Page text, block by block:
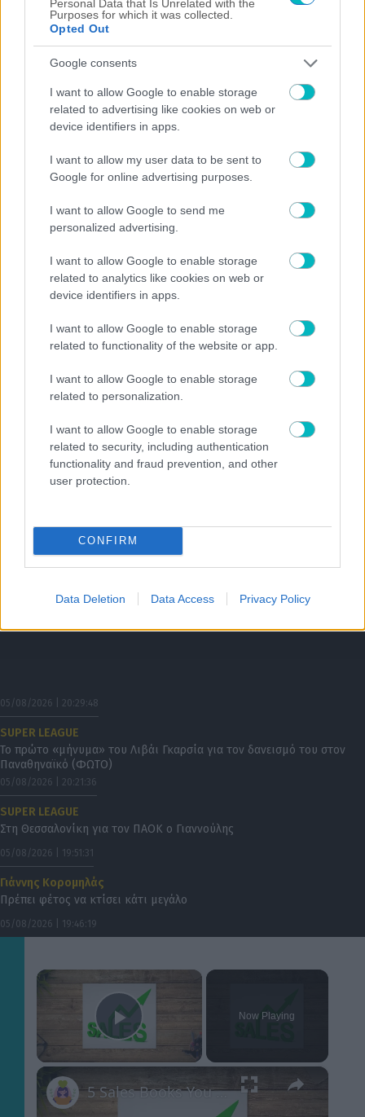
Personal Data that Is Unrelated with the
Purposes for which it was collected.
Opted Out
Google consents
I want to allow Google to enable storage
related to advertising like cookies on web or
device identifiers in apps.
I want to allow my user data to be sent to
Google for online advertising purposes.
I want to allow Google to send me
personalized advertising.
I want to allow Google to enable storage
related to analytics like cookies on web or
device identifiers in apps.
I want to allow Google to enable storage
related to functionality of the website or app.
I want to allow Google to enable storage
related to personalization.
I want to allow Google to enable storage
related to security, including authentication
functionality and fraud prevention, and other
user protection.
CONFIRM
Data Deletion Data Access Privacy Policy
ΠΟΔΟΣΦΑΙΡΟ ΓΥΝΑΙΚΩΝ ΑΕΚ
Ζωντανά το AEK Magazine με Πανό Λούπο και Τατιάνα Γεωργίου!
05/08/2026 | 21:55:49
Ενός λεπτού σιγή πριν τη σέντρα στο Παναθηναϊκός-ΤΣΣΚΑ 1948
05/08/2026 | 21:30:21
SUPER LEAGUE 2
«Λευκή» ισοπαλία για Νίκη Βόλου και ΠΑΟΚ Β
05/08/2026 | 21:21:59
ΠΟΔΟΣΦΑΙΡΟ ΑΕΚ
Επίσημο: Πρόβα τζενεράλε με Athens Kallithea στη Νέα Φιλαδέλφεια
05/08/2026 | 20:54:41
Η ενδεκάδα του Παναθηναϊκού κόντρα στην ΤΣΣΚΑ 1948
05/08/2026 | 20:35:51
ΠΟΔΟΣΦΑΙΡΟ ΑΕΚ
Την Πέμπτη η ανακοίνωση για Βιτάλις!
05/08/2026 | 20:29:48
SUPER LEAGUE
Το πρώτο «μήνυμα» του Λιβάι Γκαρσία για τον δανεισμό του στον
Παναθηναϊκό (ΦΩΤΟ)
05/08/2026 | 20:21:36
SUPER LEAGUE
Στη Θεσσαλονίκη για τον ΠΑΟΚ ο Γιαννούλης
05/08/2026 | 19:51:31
Γιάννης Κορομηλάς
Πρέπει φέτος να κτίσει κάτι μεγάλο
05/08/2026 | 19:46:19
×
Play Video
Now Playing
×
5 Sales Books You Need to Read to Help Your Business